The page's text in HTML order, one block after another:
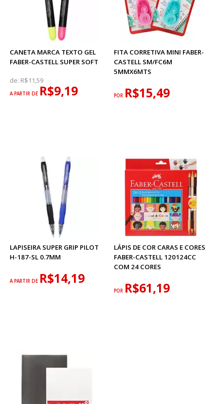
CANETA MARCA TEXTO GEL
FABER-CASTELL SUPER SOFT
de: R$11,59
A PARTIR DE R$9,19
FITA CORRETIVA MINI FABER-
CASTELL SM/FC6M
5MMX6MTS
POR R$15,49
LAPISEIRA SUPER GRIP PILOT
H-187-SL 0.7MM
A PARTIR DE R$14,19
LÁPIS DE COR CARAS E CORES
FABER-CASTELL 120124CC
COM 24 CORES
POR R$61,19